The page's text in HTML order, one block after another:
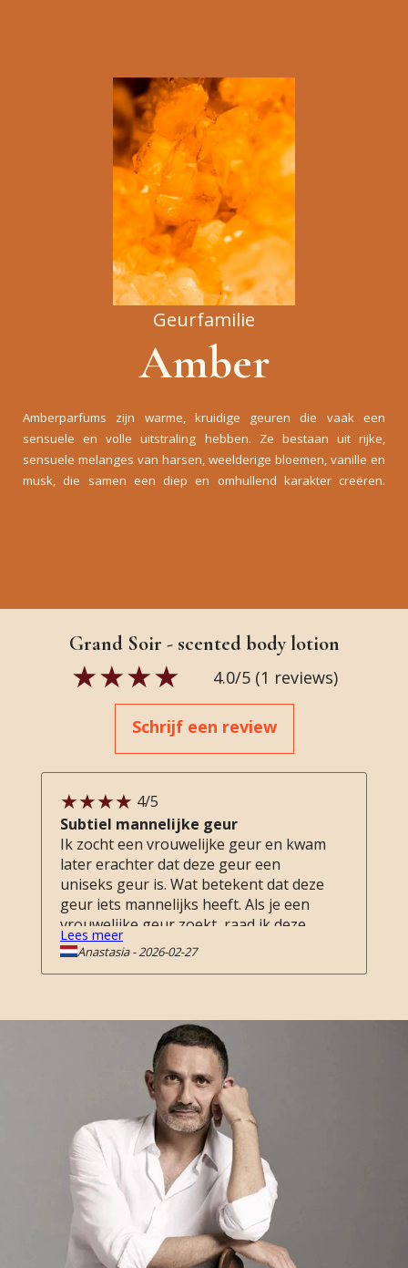
Geurfamilie
Amber
Amberparfums zijn warme, kruidige geuren die vaak een
sensuele en volle uitstraling hebben. Ze bestaan uit rijke,
sensuele melanges van harsen, weelderige bloemen, vanille en
musk, die samen een diep en omhullend karakter creëren.
Grand Soir - scented body lotion
4.0/5 (1 reviews)
Schrijf een review
4/5
Subtiel mannelijke geur
Ik zocht een vrouwelijke geur en kwam
later erachter dat deze geur een
uniseks geur is. Wat betekent dat deze
geur iets mannelijks heeft. Als je een
vrouwelijke geur zoekt, raad ik deze
geur niet aan. Ik heb mij vergist met
Lees meer
Anastasia-2026-02-27